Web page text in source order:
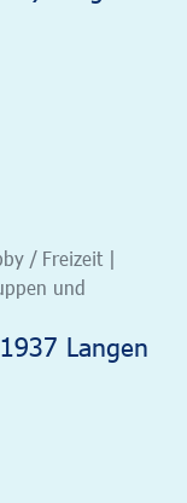
/ Freizeit |
und
Langen